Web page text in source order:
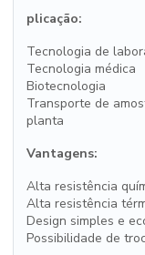
plicação:
Tecnologia de
Tecnologia médica
Biotecnologia
Transporte de
planta
Vantagens:
Alta resistência
Alta resistência
Design simples e
Possibilidade de